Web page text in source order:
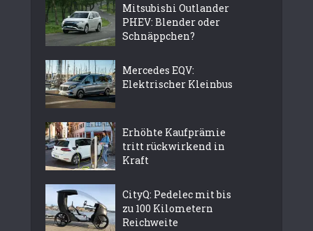
Mitsubishi Outlander
PHEV: Blender oder
Schnäppchen?
Mercedes EQV:
Elektrischer Kleinbus
Erhöhte Kaufprämie
tritt rückwirkend in
Kraft
CityQ: Pedelec mit bis
zu 100 Kilometern
Reichweite